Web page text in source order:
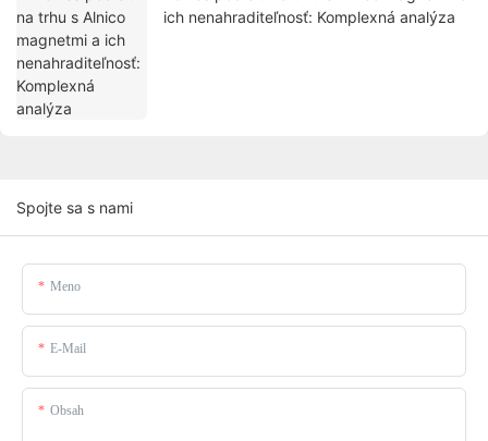
ich nenahraditeľnosť: Komplexná analýza
Spojte sa s nami
Meno
E-Mail
Obsah